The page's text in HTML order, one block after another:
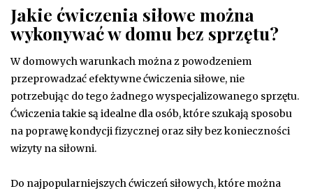
Jakie ćwiczenia siłowe można
wykonywać w domu bez sprzętu?
W domowych warunkach można z powodzeniem
przeprowadzać efektywne ćwiczenia siłowe, nie
potrzebując do tego żadnego wyspecjalizowanego sprzętu.
Ćwiczenia takie są idealne dla osób, które szukają sposobu
na poprawę kondycji fizycznej oraz siły bez konieczności
wizyty na siłowni.
Do najpopularniejszych ćwiczeń siłowych, które można